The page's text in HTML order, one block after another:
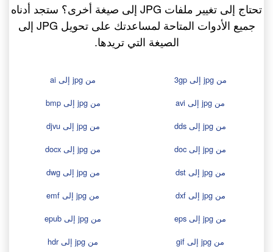
تحتاج إلى تغيير ملفات JPG إلى صيغة أخرى؟ ستجد أدناه
جميع الأدوات المتاحة لمساعدتك على تحويل JPG إلى
الصيغة التي تريدها.
من jpg إلى 3gp
من jpg إلى ai
من jpg إلى avi
من jpg إلى bmp
من jpg إلى dds
من jpg إلى djvu
من jpg إلى doc
من jpg إلى docx
من jpg إلى dst
من jpg إلى dwg
من jpg إلى dxf
من jpg إلى emf
من jpg إلى eps
من jpg إلى epub
من jpg إلى gif
من jpg إلى hdr